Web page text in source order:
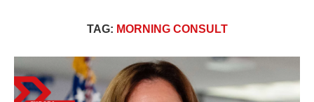
TAG: MORNING CONSULT